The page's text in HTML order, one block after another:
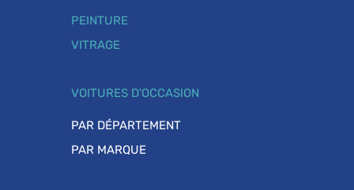
PEINTURE
VITRAGE
VOITURES D'OCCASION
PAR DÉPARTEMENT
PAR MARQUE